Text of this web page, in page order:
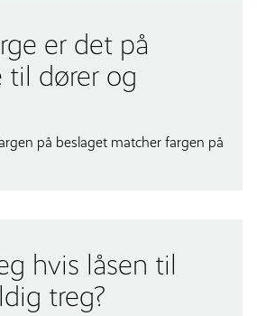
er det på
til dører og
på beslaget matcher fargen på
hvis låsen til
treg?